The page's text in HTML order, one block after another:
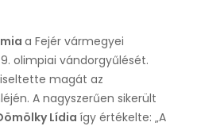
a Fejér vármegyei
olimpiai vándorgyűlését.
magát az
A nagyszerűen sikerült
Lídia így értékelte: „A